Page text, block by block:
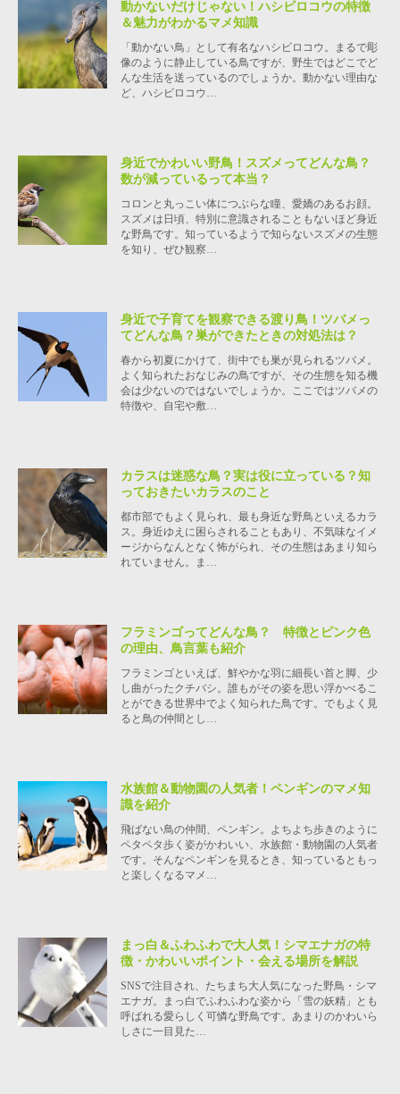
動かないだけじゃない！ハシビロコウの特徴
＆魅力がわかるマメ知識
「動かない鳥」として有名なハシビロコウ。まるで彫
像のように静止している鳥ですが、野生ではどこでど
んな生活を送っているのでしょうか。動かない理由な
ど、ハシビロコウ…
身近でかわいい野鳥！スズメってどんな鳥？
数が減っているって本当？
コロンと丸っこい体につぶらな瞳、愛嬌のあるお顔。
スズメは日頃、特別に意識されることもないほど身近
な野鳥です。知っているようで知らないスズメの生態
を知り、ぜひ観察…
身近で子育てを観察できる渡り鳥！ツバメっ
てどんな鳥？巣ができたときの対処法は？
春から初夏にかけて、街中でも巣が見られるツバメ。
よく知られたおなじみの鳥ですが、その生態を知る機
会は少ないのではないでしょうか。ここではツバメの
特徴や、自宅や敷…
カラスは迷惑な鳥？実は役に立っている？知
っておきたいカラスのこと
都市部でもよく見られ、最も身近な野鳥といえるカラ
ス。身近ゆえに困らされることもあり、不気味なイメ
ージからなんとなく怖がられ、その生態はあまり知ら
れていません。ま…
フラミンゴってどんな鳥？ 特徴とピンク色
の理由、鳥言葉も紹介
フラミンゴといえば、鮮やかな羽に細長い首と脚、少
し曲がったクチバシ。誰もがその姿を思い浮かべるこ
とができる世界中でよく知られた鳥です。でもよく見
ると鳥の仲間とし…
水族館＆動物園の人気者！ペンギンのマメ知
識を紹介
飛ばない鳥の仲間、ペンギン。よちよち歩きのように
ペタペタ歩く姿がかわいい、水族館・動物園の人気者
です。そんなペンギンを見るとき、知っているともっ
と楽しくなるマメ…
まっ白＆ふわふわで大人気！シマエナガの特
徴・かわいいポイント・会える場所を解説
SNSで注目され、たちまち大人気になった野鳥・シマ
エナガ。まっ白でふわふわな姿から「雪の妖精」とも
呼ばれる愛らしく可憐な野鳥です。あまりのかわいら
しさに一目見た…